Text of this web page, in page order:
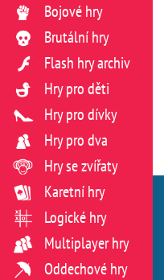
Bojové hry
Brutální hry
Flash hry archiv
Hry pro děti
Hry pro dívky
Hry pro dva
Hry se zvířaty
Karetní hry
Logické hry
Multiplayer hry
Oddechové hry